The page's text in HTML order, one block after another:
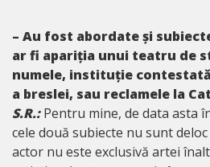
– Au fost abordate și
ar fi apariția unui teatru de
numele, instituție
a breslei, sau reclamele la
S.R.:Pentru mine, de data asta
cele două subiecte nu sunt
actor nu este exclusivă artei